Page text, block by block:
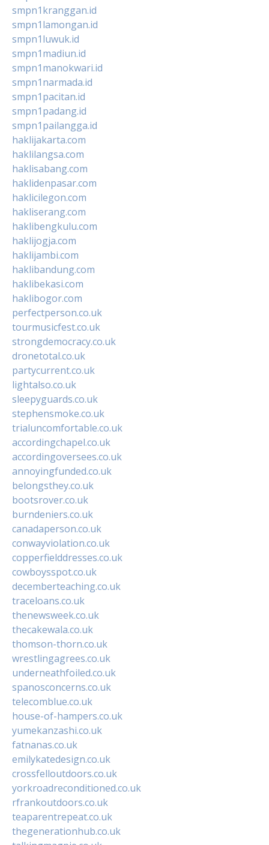
smpn1kranggan.id
smpn1lamongan.id
smpn1luwuk.id
smpn1madiun.id
smpn1manokwari.id
smpn1narmada.id
smpn1pacitan.id
smpn1padang.id
smpn1pailangga.id
haklijakarta.com
haklilangsa.com
haklisabang.com
haklidenpasar.com
haklicilegon.com
hakliserang.com
haklibengkulu.com
haklijogja.com
haklijambi.com
haklibandung.com
haklibekasi.com
haklibogor.com
perfectperson.co.uk
tourmusicfest.co.uk
strongdemocracy.co.uk
dronetotal.co.uk
partycurrent.co.uk
lightalso.co.uk
sleepyguards.co.uk
stephensmoke.co.uk
trialuncomfortable.co.uk
accordingchapel.co.uk
accordingoversees.co.uk
annoyingfunded.co.uk
belongsthey.co.uk
bootsrover.co.uk
burndeniers.co.uk
canadaperson.co.uk
conwayviolation.co.uk
copperfielddresses.co.uk
cowboysspot.co.uk
decemberteaching.co.uk
traceloans.co.uk
thenewsweek.co.uk
thecakewala.co.uk
thomson-thorn.co.uk
wrestlingagrees.co.uk
underneathfoiled.co.uk
spanosconcerns.co.uk
telecomblue.co.uk
house-of-hampers.co.uk
yumekanzashi.co.uk
fatnanas.co.uk
emilykatedesign.co.uk
crossfelloutdoors.co.uk
yorkroadreconditioned.co.uk
rfrankoutdoors.co.uk
teaparentrepeat.co.uk
thegenerationhub.co.uk